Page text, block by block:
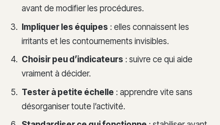
avant de modifier les procédures.
Impliquer les équipes : elles connaissent les
irritants et les contournements invisibles.
Choisir peu d’indicateurs : suivre ce qui aide
vraiment à décider.
Tester à petite échelle : apprendre vite sans
désorganiser toute l’activité.